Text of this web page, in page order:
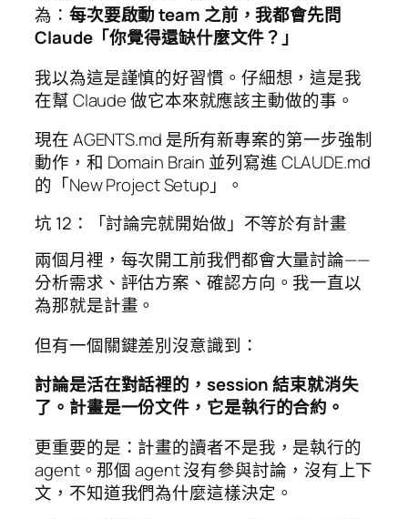
為： 每次要啟動 team 之前，我都會先問
Claude「你覺得還缺什麼文件？」
我以為這是謹慎的好習慣。仔細想，這是我
在幫 Claude 做它本來就應該主動做的事。
現在 AGENTS.md 是所有新專案的第一步強制
動作，和 Domain Brain 並列寫進 CLAUDE.md
的「New Project Setup」。
坑 12：「討論完就開始做」不等於有計畫
兩個月裡，每次開工前我們都會大量討論——
分析需求、評估方案、確認方向。我一直以
為那就是計畫。
但有一個關鍵差別沒意識到：
討論是活在對話裡的，session 結束就消失
了。計畫是一份文件，它是執行的合約。
更重要的是：計畫的讀者不是我，是執行的
agent。那個 agent 沒有參與討論，沒有上下
文，不知道我們為什麼這樣決定。